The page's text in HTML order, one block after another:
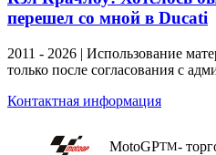
перешел со мной в Ducati
2011 - 2026 | Использование
только после согласования с
Контактная информация
MotoGPTM-